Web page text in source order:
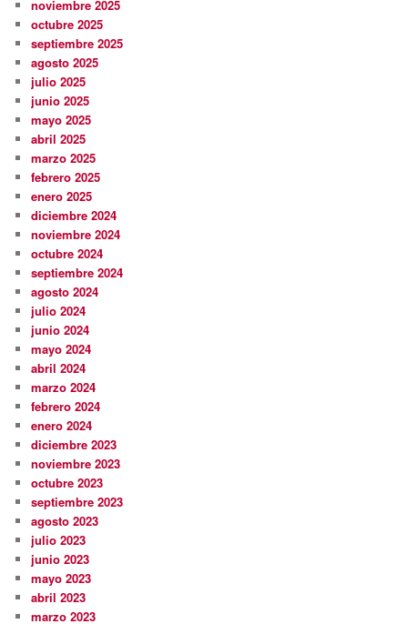
noviembre 2025
octubre 2025
septiembre 2025
agosto 2025
julio 2025
junio 2025
mayo 2025
abril 2025
marzo 2025
febrero 2025
enero 2025
diciembre 2024
noviembre 2024
octubre 2024
septiembre 2024
agosto 2024
julio 2024
junio 2024
mayo 2024
abril 2024
marzo 2024
febrero 2024
enero 2024
diciembre 2023
noviembre 2023
octubre 2023
septiembre 2023
agosto 2023
julio 2023
junio 2023
mayo 2023
abril 2023
marzo 2023